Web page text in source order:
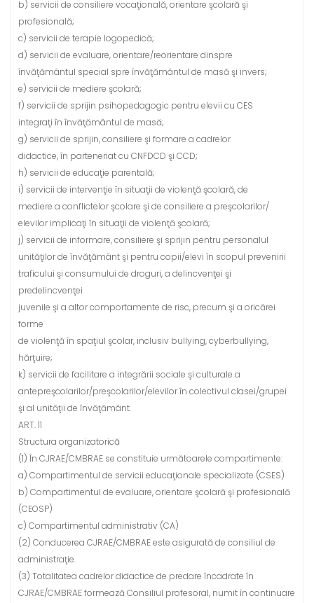
b) servicii de consiliere vocaţională, orientare şcolară şi
profesională;
c) servicii de terapie logopedică;
d) servicii de evaluare, orientare/reorientare dinspre
învăţământul special spre învăţământul de masă şi invers;
e) servicii de mediere şcolară;
f) servicii de sprijin psihopedagogic pentru elevii cu CES
integraţi în învăţământul de masă;
g) servicii de sprijin, consiliere şi formare a cadrelor
didactice, în parteneriat cu CNFDCD şi CCD;
h) servicii de educaţie parentală;
i) servicii de intervenţie în situaţii de violenţă şcolară, de
mediere a conflictelor şcolare şi de consiliere a preşcolarilor/
elevilor implicaţi în situaţii de violenţă şcolară;
j) servicii de informare, consiliere şi sprijin pentru personalul
unităţilor de învăţământ şi pentru copii/elevi în scopul prevenirii
traficului şi consumului de droguri, a delincvenţei şi
predelincvenţei
juvenile şi a altor comportamente de risc, precum şi a oricărei
forme
de violenţă în spaţiul şcolar, inclusiv bullying, cyberbullying,
hărţuire;
k) servicii de facilitare a integrării sociale şi culturale a
antepreşcolarilor/preşcolarilor/elevilor în colectivul clasei/grupei
şi al unităţii de învăţământ.
ART. 11
Structura organizatorică
(1) În CJRAE/CMBRAE se constituie următoarele compartimente:
a) Compartimentul de servicii educaţionale specializate (CSES)
b) Compartimentul de evaluare, orientare şcolară şi profesională
(CEOSP)
c) Compartimentul administrativ (CA)
(2) Conducerea CJRAE/CMBRAE este asigurată de consiliul de
administraţie.
(3) Totalitatea cadrelor didactice de predare încadrate în
CJRAE/CMBRAE formează Consiliul profesoral, numit în continuare